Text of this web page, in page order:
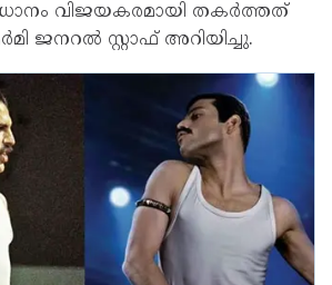
വിജയകരമായി തകര്‍ത്തത്
ജനറല്‍ സ്റ്റാഫ് അറിയിച്ചു.